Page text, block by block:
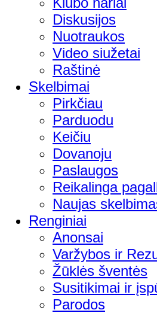
Diskusijos
Nuotraukos
Video siužetai
Raštinė
Skelbimai
Pirkčiau
Parduodu
Keičiu
Dovanoju
Paslaugos
Reikalinga
Naujas
Renginiai
Anonsai
Varžybos ir
Žūklės šventės
Susitikimai ir
Parodos